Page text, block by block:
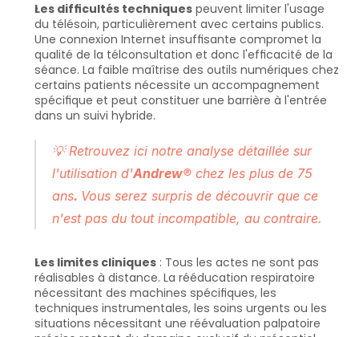
Les difficultés techniques peuvent limiter l'usage
du télésoin, particulièrement avec certains publics.
Une connexion Internet insuffisante compromet la
qualité de la télconsultation et donc l'efficacité de la
séance. La faible maîtrise des outils numériques chez
certains patients nécessite un accompagnement
spécifique et peut constituer une barrière à l'entrée
dans un suivi hybride.
💡 Retrouvez ici notre analyse détaillée sur
l'utilisation d'Andrew® chez les plus de 75
ans. Vous serez surpris de découvrir que ce
n'est pas du tout incompatible, au contraire.
Les limites cliniques : Tous les actes ne sont pas
réalisables à distance. La rééducation respiratoire
nécessitant des machines spécifiques, les
techniques instrumentales, les soins urgents ou les
situations nécessitant une réévaluation palpatoire